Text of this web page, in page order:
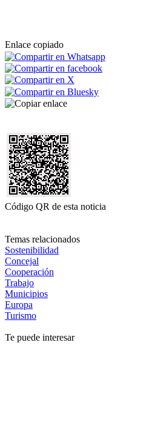
Enlace copiado
Código QR de esta noticia
Temas relacionados
Sostenibilidad
Concejal
Cooperación
Trabajo
Municipios
Europa
Turismo
Te puede interesar